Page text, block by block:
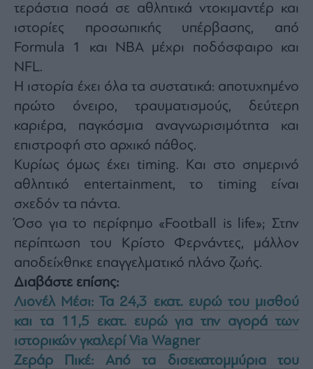
τεράστια ποσά σε αθλητικά ντοκιμαντέρ και
ιστορίες προσωπικής υπέρβασης, από
Formula 1 και NBA μέχρι ποδόσφαιρο και
NFL.
Η ιστορία έχει όλα τα συστατικά: αποτυχημένο
πρώτο όνειρο, τραυματισμούς, δεύτερη
καριέρα, παγκόσμια αναγνωρισιμότητα και
επιστροφή στο αρχικό πάθος.
Κυρίως όμως έχει timing. Και στο σημερινό
αθλητικό entertainment, το timing είναι
σχεδόν τα πάντα.
Όσο για το περίφημο «Football is life»; Στην
περίπτωση του Κρίστο Φερνάντες, μάλλον
αποδείχθηκε επαγγελματικό πλάνο ζωής.
Διαβάστε επίσης:
Λιονέλ Μέσι: Τα 24,3 εκατ. ευρώ του μισθού
και τα 11,5 εκατ. ευρώ για την αγορά των
ιστορικών γκαλερί Via Wagner
Ζεράρ Πικέ: Από τα δισεκατομμύρια του